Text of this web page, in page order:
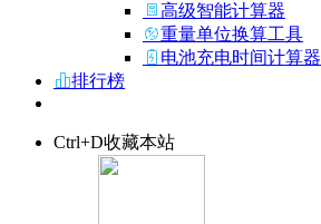
高级智能计算器
重量单位换算工具
电池充电时间计算器
排行榜
Ctrl+D收藏本站